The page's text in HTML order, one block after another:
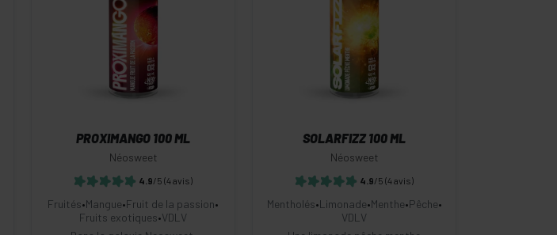
Commander
PROXIMANGO 100 ML
Néosweet
4.9/5 (4 avis)
Fruités•Mangue•Fruit de la passion•
Fruits exotiques•VDLV
Commander
SOLARFIZZ 100 ML
Néosweet
4.9/5 (4 avis)
Mentholés•Limonade•Menthe•Pêche•
VDLV